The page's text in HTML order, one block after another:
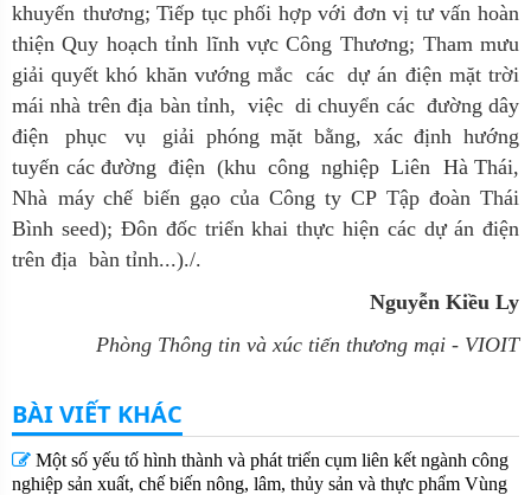
khuyến thương; Tiếp tục phối hợp với đơn vị tư vấn hoàn
thiện Quy hoạch tỉnh lĩnh vực Công Thương; Tham mưu
giải quyết khó khăn vướng mắc các dự án điện mặt trời
mái nhà trên địa bàn tỉnh, việc di chuyển các đường dây
điện
phục vụ giải phóng mặt bằng, xác định hướng
tuyến các đường điện (khu công nghiệp Liên Hà Thái,
Nhà máy chế biến gạo của Công ty CP Tập đoàn Thái
Bình seed); Đôn đốc triển khai thực hiện các dự án điện
trên địa bàn tỉnh...)./.
Nguyễn Kiều Ly
Phòng Thông tin và xúc tiến thương mại - VIOIT
BÀI VIẾT KHÁC
Một số yếu tố hình thành và phát triển cụm liên kết ngành công
nghiệp sản xuất, chế biến nông, lâm, thủy sản và thực phẩm Vùng